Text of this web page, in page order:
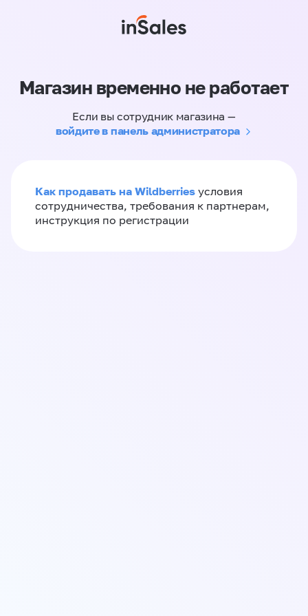
Магазин временно не работает
Если вы сотрудник магазина —
войдите в панель администратора
Как продавать на Wildberries условия
сотрудничества, требования к партнерам,
инструкция по регистрации